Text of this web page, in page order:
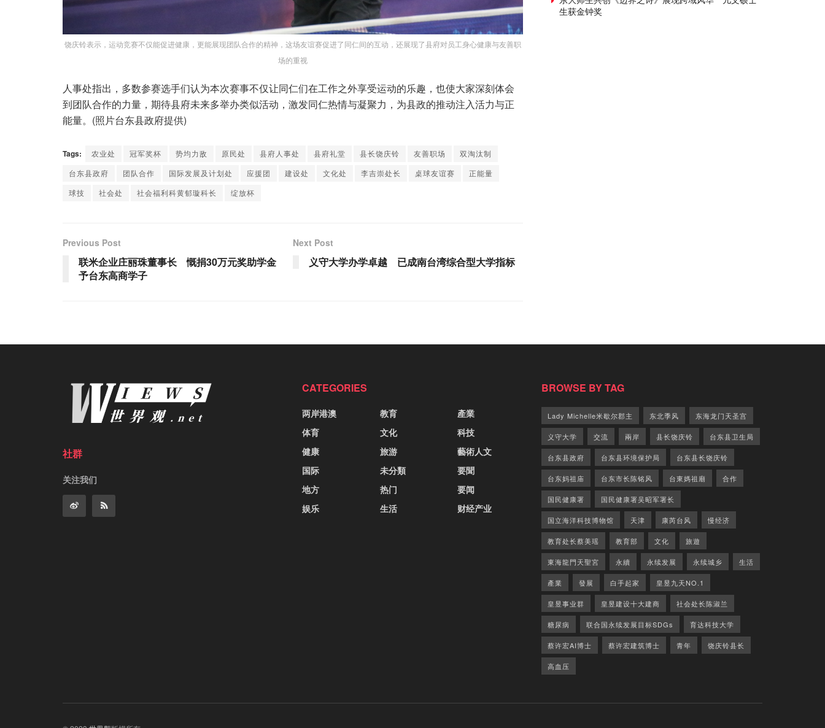
饶庆铃表示，运动竞赛不仅能促进健康，更能展现团队合作的精神，这场友谊赛促进了同仁间的互动，还展现了县府对员工身心健康与友善职
场的重视
人事处指出，多数参赛选手们认为本次赛事不仅让同仁们在工作之外享受运动的乐趣，也使大家深刻体会
到团队合作的力量，期待县府未来多举办类似活动，激发同仁热情与凝聚力，为县政的推动注入活力与正
能量。(照片台东县政府提供)
Tags: 农业处 冠军奖杯 势均力敌 原民处 县府人事处 县府礼堂 县长饶庆铃 友善职场
双淘汰制
台东县政府
团队合作 国际发展及计划处 应援团 建设处 文化处 李吉崇处长 桌球友谊赛
正能量
球技
社会处 社会福利科黄郁璇科长 绽放杯
Previous Post
联米企业庄丽珠董事长 慨捐30万元奖助学金
予台东高商学子
Next Post
义守大学办学卓越 已成南台湾综合型大学指标
生获金钟奖
社群
关注我们
CATEGORIES
两岸港澳
体育
健康
国际
地方
娱乐
教育
文化
旅游
未分類
热门
生活
產業
科技
藝術人文
要聞
要闻
财经产业
BROWSE BY TAG
Lady Michelle米歇尔郡主 东北季风 东海龙门天圣宫
义守大学 交流 兩岸 县长饶庆铃 台东县卫生局
台东县政府 台东县环境保护局 台东县长饶庆铃
台东妈祖庙 台东市长陈铭风 台東媽祖廟 合作
国民健康署 国民健康署吴昭军署长
国立海洋科技博物馆 天津 康芮台风 慢经济
教育处长蔡美瑶 教育部 文化 旅遊
東海龍門天聖宮 永續 永续发展 永续城乡 生活
產業 發展 白手起家 皇昱九天NO.1
皇昱事业群 皇昱建设十大建商 社会处长陈淑兰
糖尿病 联合国永续发展目标SDGs 育达科技大学
蔡许宏AI博士 蔡许宏建筑博士 青年 饶庆铃县长
高血压